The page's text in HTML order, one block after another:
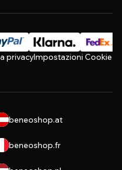
privacyImpostazioni Cookie
beneoshop.at
beneoshop.fr